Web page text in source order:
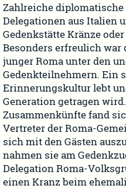
Zahlreiche
Delegationen aus Italien
Gedenkstätte Kränze
Besonders erfreulich war
junger Roma unter den
Gedenkteilnehmern. Ein
Erinnerungskultur lebt
Generation getragen
Zusammenkünfte fand
Vertreter der Roma-
sich mit den Gästen
nahmen sie am
Delegation Roma-
einen Kranz beim